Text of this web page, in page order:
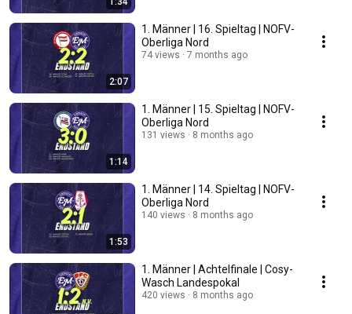
2:07
1. Männer | 16. Spieltag | NOFV-
Oberliga Nord
74 views 7 months ago
1:14
1. Männer | 15. Spieltag | NOFV-
Oberliga Nord
131 views 8 months ago
1:53
1. Männer | 14. Spieltag | NOFV-
Oberliga Nord
140 views 8 months ago
1. Männer | Achtelfinale | Cosy-
Wasch Landespokal
420 views 8 months ago